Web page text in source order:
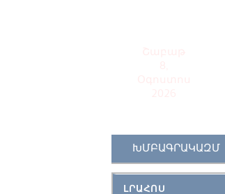
ԽՄԲԱԳՐԱԿԱԶՄ
ԼՐԱՀՈՍ